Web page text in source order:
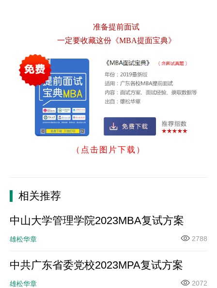
准备提前面试
一定要收藏这份《MBA提面宝典》
（点击图片下载）
相关推荐
中山大学管理学院2023MBA复试方案
雄松华章 2788
中共广东省委党校2023MPA复试方案
雄松华章 2072